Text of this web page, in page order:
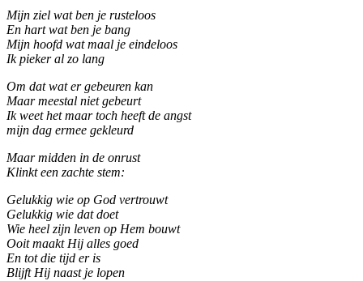
Mijn ziel wat ben je rusteloos
En hart wat ben je bang
Mijn hoofd wat maal je eindeloos
Ik pieker al zo lang
Om dat wat er gebeuren kan
Maar meestal niet gebeurt
Ik weet het maar toch heeft de angst
mijn dag ermee gekleurd
Maar midden in de onrust
Klinkt een zachte stem:
Gelukkig wie op God vertrouwt
Gelukkig wie dat doet
Wie heel zijn leven op Hem bouwt
Ooit maakt Hij alles goed
En tot die tijd er is
Blijft Hij naast je lopen